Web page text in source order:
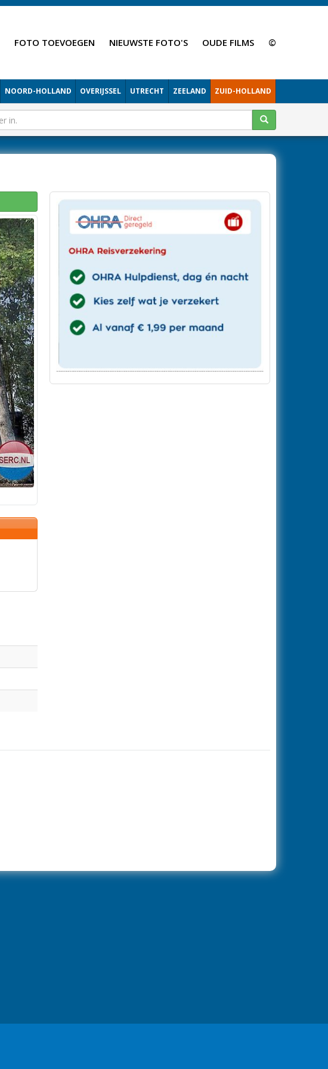
FOTO TOEVOEGEN NIEUWSTE FOTO'S OUDE FILMS ©
NOORD-HOLLAND OVERIJSSEL UTRECHT ZEELAND ZUID-HOLLAND